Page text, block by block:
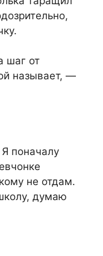
шаг от
называет, —
поначалу
не отдам.
думаю